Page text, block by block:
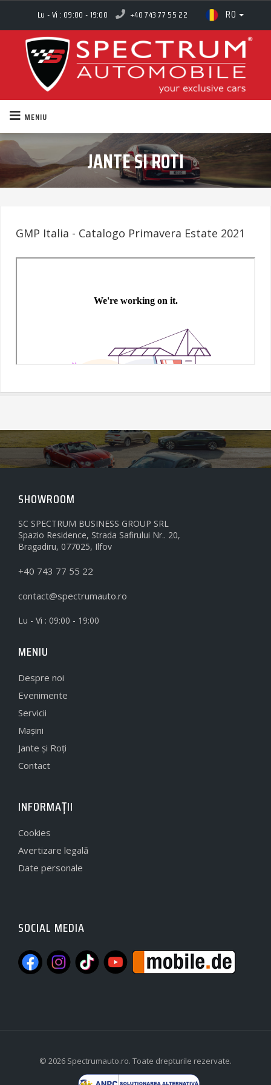
Lu - Vi : 09:00 - 19:00 +40 743 77 55 22 RO
MENIU
JANTE SI ROTI
GMP Italia - Catalogo Primavera Estate 2021
SHOWROOM
SC SPECTRUM BUSINESS GROUP SRL
Spazio Residence, Strada Safirului Nr.. 20,
Bragadiru, 077025, Ilfov
+40 743 77 55 22
contact@spectrumauto.ro
Lu - Vi : 09:00 - 19:00
MENIU
Despre noi
Evenimente
Servicii
Mașini
Jante și Roți
Contact
INFORMAȚII
Cookies
Avertizare legală
Date personale
SOCIAL MEDIA
© 2026 Spectrumauto.ro. Toate drepturile rezervate.